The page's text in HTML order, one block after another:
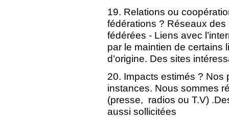
19. Relations ou
fédérations ? Réseaux
fédérées - Liens avec
par le maintien de certains
d’origine. Des sites
20. Impacts estimés ? Nos
instances. Nous sommes
(presse, radios ou T.V)
aussi sollicitées